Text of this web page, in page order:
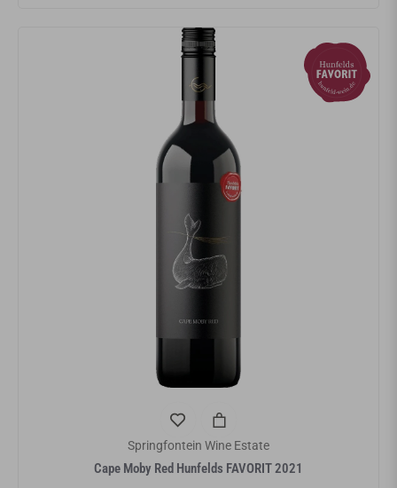
Springfontein Wine Estate
Cape Moby Red Hunfelds FAVORIT 2021